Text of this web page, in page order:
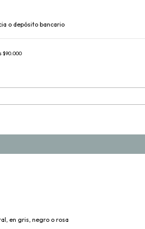
o depósito bancario
$90.000
en gris, negro o rosa